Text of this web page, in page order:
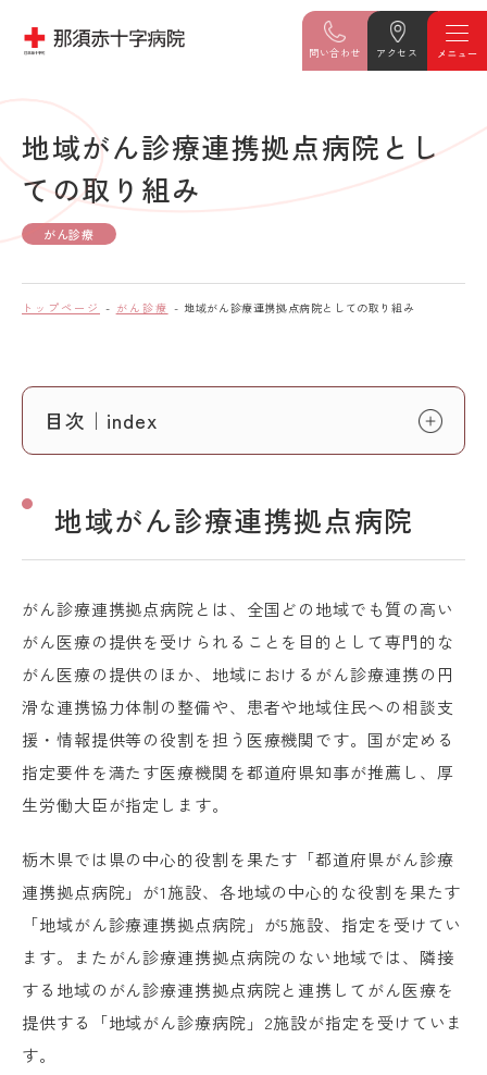
問い合わせ アクセス
地域がん診療連携拠点病院とし
ての取り組み
がん診療
トップページ がん診療 地域がん診療連携拠点病院としての取り組み
目次｜index
地域がん診療連携拠点病院
がん診療連携拠点病院とは、全国どの地域でも質の高い
がん医療の提供を受けられることを目的として専門的な
がん医療の提供のほか、地域におけるがん診療連携の円
滑な連携協力体制の整備や、患者や地域住民への相談支
援・情報提供等の役割を担う医療機関です。国が定める
指定要件を満たす医療機関を都道府県知事が推薦し、厚
生労働大臣が指定します。
栃木県では県の中心的役割を果たす「都道府県がん診療
連携拠点病院」が1施設、各地域の中心的な役割を果たす
「地域がん診療連携拠点病院」が5施設、指定を受けてい
ます。またがん診療連携拠点病院のない地域では、隣接
する地域のがん診療連携拠点病院と連携してがん医療を
提供する「地域がん診療病院」2施設が指定を受けていま
す。